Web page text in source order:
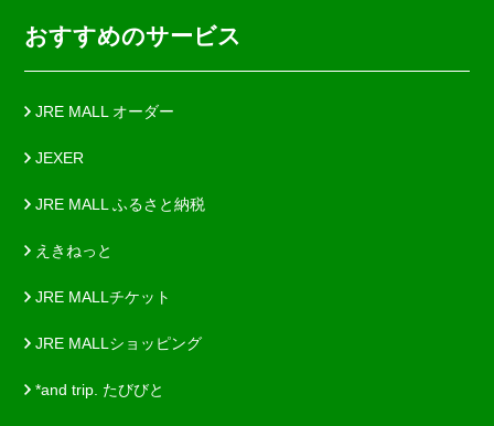
おすすめのサービス
JRE MALL オーダー
JEXER
JRE MALL ふるさと納税
えきねっと
JRE MALLチケット
JRE MALLショッピング
*and trip. たびびと